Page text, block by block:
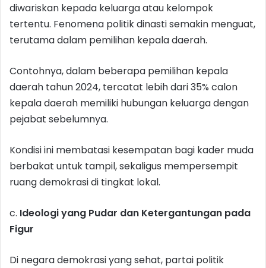
diwariskan kepada keluarga atau kelompok
tertentu. Fenomena politik dinasti semakin menguat,
terutama dalam pemilihan kepala daerah.
Contohnya, dalam beberapa pemilihan kepala
daerah tahun 2024, tercatat lebih dari 35% calon
kepala daerah memiliki hubungan keluarga dengan
pejabat sebelumnya.
Kondisi ini membatasi kesempatan bagi kader muda
berbakat untuk tampil, sekaligus mempersempit
ruang demokrasi di tingkat lokal.
c. Ideologi yang Pudar dan Ketergantungan pada
Figur
Di negara demokrasi yang sehat, partai politik